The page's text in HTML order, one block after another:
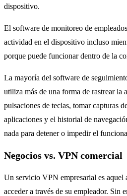
dispositivo.
El software de monitoreo de
actividad en el dispositivo incluso
porque puede funcionar dentro de la
La mayoría del software de
utiliza más de una forma de rastrear la
pulsaciones de teclas, tomar capturas
aplicaciones y el historial de
nada para detener o impedir el
Negocios vs. VPN comercial
Un servicio VPN empresarial es aquel
acceder a través de su empleador. Sin